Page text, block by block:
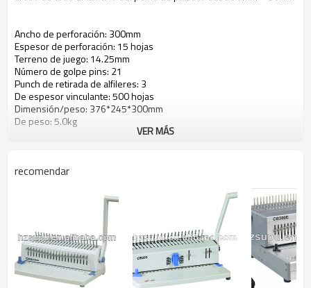
Ancho de perforación: 300mm
Espesor de perforación: 15 hojas
Terreno de juego: 14.25mm
Número de golpe pins: 21
Punch de retirada de alfileres: 3
De espesor vinculante: 500 hojas
Dimensión/peso: 376*245*300mm
De peso: 5.0kg
VER MÁS
recomendar